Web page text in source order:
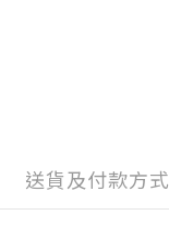
送貨及付款方式